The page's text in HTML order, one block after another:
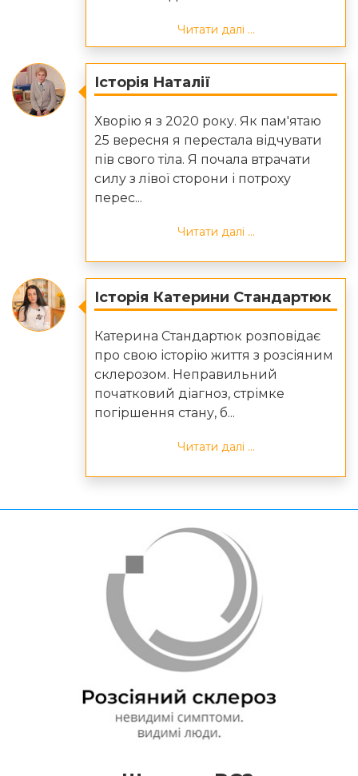
Читати далі ...
Історія Наталії
Хворію я з 2020 року. Як пам'ятаю
25 вересня я перестала відчувати
пів свого тіла. Я почала втрачати
силу з лівої сторони і потроху
перес...
Читати далі ...
Історія Катерини Стандартюк
Катерина Стандартюк розповідає
про свою історію життя з розсіяним
склерозом. Неправильний
початковий діагноз, стрімке
погіршення стану, б...
Читати далі ...